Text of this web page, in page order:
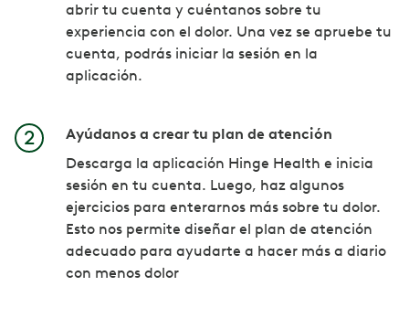
abrir tu cuenta y cuéntanos sobre tu
experiencia con el dolor. Una vez se apruebe tu
cuenta, podrás iniciar la sesión en la
aplicación.
Ayúdanos a crear tu plan de atención
Descarga la aplicación Hinge Health e inicia
sesión en tu cuenta. Luego, haz algunos
ejercicios para enterarnos más sobre tu dolor.
Esto nos permite diseñar el plan de atención
adecuado para ayudarte a hacer más a diario
con menos dolor